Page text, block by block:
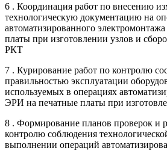
6 . Координация работ по внесению
технологическую документацию на
автоматизированного
платы при изготовлении узлов и
РКТ
7 . Курирование работ по контролю
правильностью эксплуатации
используемых в операциях
ЭРИ на печатные платы при
8 . Формирование планов проверок и
контролю соблюдения
выполнении операций